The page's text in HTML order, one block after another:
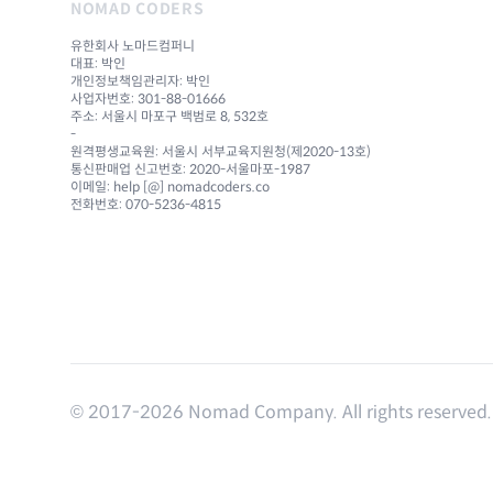
NOMAD CODERS
유한회사 노마드컴퍼니
대표: 박인
개인정보책임관리자: 박인
사업자번호: 301-88-01666
주소: 서울시 마포구 백범로 8, 532호
-
원격평생교육원: 서울시 서부교육지원청(제2020-13호)
통신판매업 신고번호: 2020-서울마포-1987
이메일: help [@] nomadcoders.co
전화번호: 070-5236-4815
© 2017-2026 Nomad Company. All rights reserved.